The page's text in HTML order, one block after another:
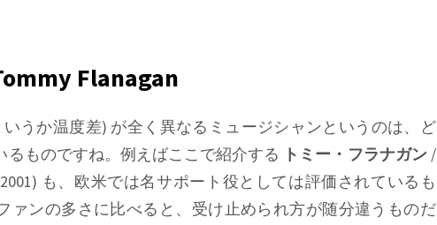
Flanagan
うか温度差) が全く異なるミュージシャンというのは、ど
るものですね。例えばここで紹介する トミー・フラナガン/
2001) も、欧米では名サポート役としては評価されているも
ァンの多さに比べると、受け止められ方が随分違うものだ